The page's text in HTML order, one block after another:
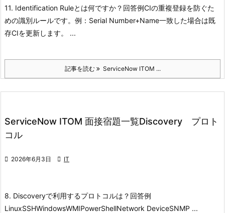
11. Identification Ruleとは何ですか？ 回答例CIの重複登録を防ぐた
めの識別ルールです。 例： Serial Number+Name一致した場合は既
存CIを更新します。 ...
記事を読む ServiceNow ITOM ...
ServiceNow ITOM 面接宿題一覧Discovery プロト
コル
 2026年6月3日  IT
8. Discoveryで利用するプロトコルは？ 回答例
LinuxSSHWindowsWMIPowerShellNetwork DeviceSNMP ...